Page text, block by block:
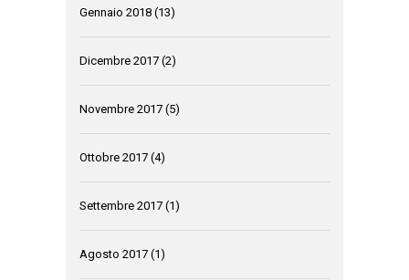
Gennaio 2018 (13)
Dicembre 2017 (2)
Novembre 2017 (5)
Ottobre 2017 (4)
Settembre 2017 (1)
Agosto 2017 (1)